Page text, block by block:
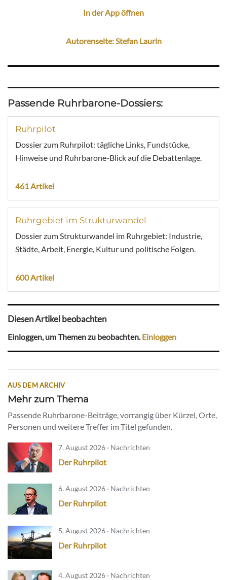
In der App öffnen
Autorenseite: Stefan Laurin
Passende Ruhrbarone-Dossiers:
Ruhrpilot
Dossier zum Ruhrpilot: tägliche Links, Fundstücke,
Hinweise und Ruhrbarone-Blick auf die Debattenlage.
461 Artikel
Ruhrgebiet im Strukturwandel
Dossier zum Strukturwandel im Ruhrgebiet: Industrie,
Städte, Arbeit, Energie, Kultur und politische Folgen.
600 Artikel
Diesen Artikel beobachten
Einloggen, um Themen zu beobachten.Einloggen
AUS DEM ARCHIV
Mehr zum Thema
Passende Ruhrbarone-Beiträge, vorrangig über Kürzel, Orte,
Personen und weitere Treffer im Titel gefunden.
7. August 2026 · Nachrichten
Der Ruhrpilot
6. August 2026 · Nachrichten
Der Ruhrpilot
5. August 2026 · Nachrichten
Der Ruhrpilot
4. August 2026 · Nachrichten